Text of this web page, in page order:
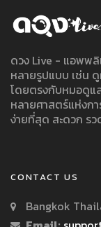
ดวง Live - แอพพ
หลายรูปแบบ เช่น
โดยตรงกับหมอดูแ
หลายศาสตร์แห่งก
ง่ายที่สุด สะดวก ร
CONTACT US
Bangkok